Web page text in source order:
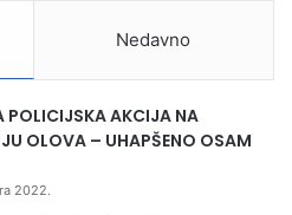
Nedavno
POLICIJSKA AKCIJA NA
OLOVA – UHAPŠENO OSAM
2022.